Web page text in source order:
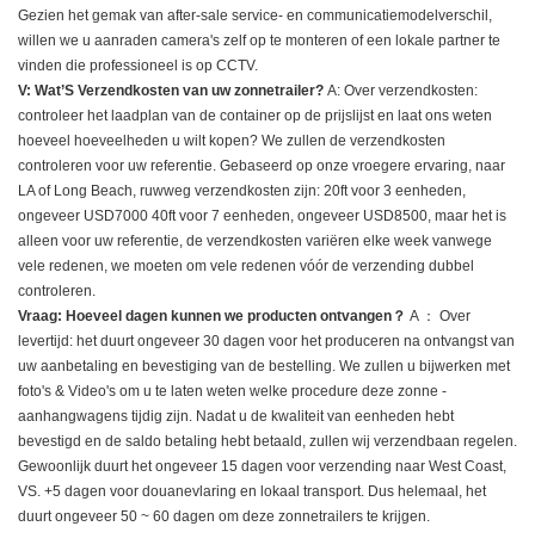
Gezien het gemak van after-sale service- en communicatiemodelverschil,
willen we u aanraden camera's zelf op te monteren of een lokale partner te
vinden die professioneel is op CCTV.
V: Wat’S Verzendkosten van uw zonnetrailer? A: Over verzendkosten:
controleer het laadplan van de container op de prijslijst en laat ons weten
hoeveel hoeveelheden u wilt kopen? We zullen de verzendkosten
controleren voor uw referentie. Gebaseerd op onze vroegere ervaring, naar
LA of Long Beach, ruwweg verzendkosten zijn: 20ft voor 3 eenheden,
ongeveer USD7000 40ft voor 7 eenheden, ongeveer USD8500, maar het is
alleen voor uw referentie, de verzendkosten variëren elke week vanwege
vele redenen, we moeten om vele redenen vóór de verzending dubbel
controleren.
Vraag: Hoeveel dagen kunnen we producten ontvangen？ A ： Over
levertijd: het duurt ongeveer 30 dagen voor het produceren na ontvangst van
uw aanbetaling en bevestiging van de bestelling. We zullen u bijwerken met
foto's & Video's om u te laten weten welke procedure deze zonne -
aanhangwagens tijdig zijn. Nadat u de kwaliteit van eenheden hebt
bevestigd en de saldo betaling hebt betaald, zullen wij verzendbaan regelen.
Gewoonlijk duurt het ongeveer 15 dagen voor verzending naar West Coast,
VS. +5 dagen voor douanevlaring en lokaal transport. Dus helemaal, het
duurt ongeveer 50 ~ 60 dagen om deze zonnetrailers te krijgen.